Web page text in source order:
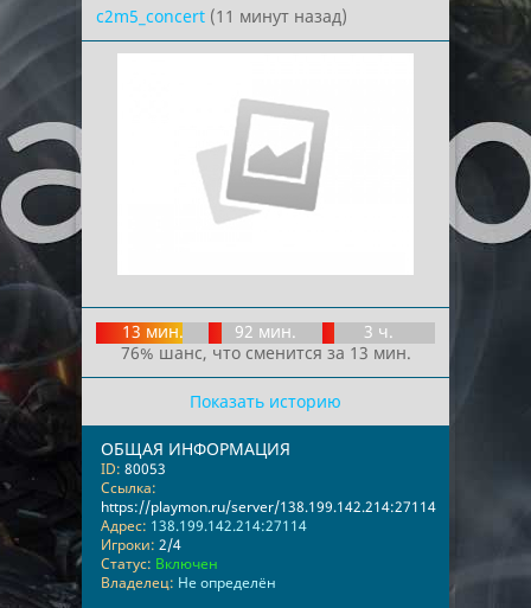
c2m5_concert (11 минут назад)
13 мин. 92 мин.
3 ч.
76% шанс, что сменится за 13 мин.
Показать историю
ОБЩАЯ ИНФОРМАЦИЯ
ID: 80053
Ссылка:
https://playmon.ru/server/138.199.142.214:27114
Адрес: 138.199.142.214:27114
Игроки: 2/4
Статус: Включен
Владелец: Не определён